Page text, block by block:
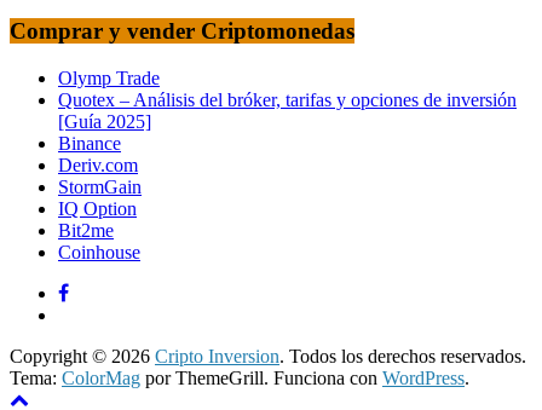
Comprar y vender Criptomonedas
Olymp Trade
Quotex – Análisis del bróker, tarifas y opciones de inversión
[Guía 2025]
Binance
Deriv.com
StormGain
IQ Option
Bit2me
Coinhouse
Copyright © 2026 Cripto Inversion. Todos los derechos reservados.
Tema: ColorMag por ThemeGrill. Funciona con WordPress.